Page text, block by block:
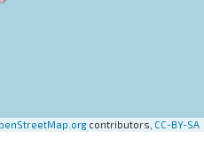
contributors, CC-BY-SA